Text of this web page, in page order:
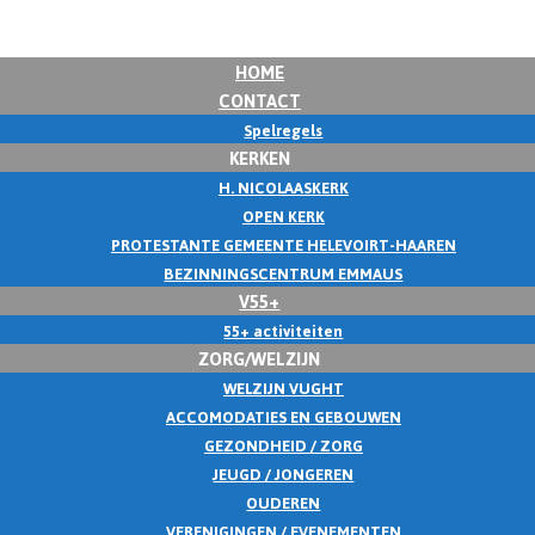
HOME
CONTACT
Spelregels
KERKEN
H. NICOLAASKERK
OPEN KERK
PROTESTANTE GEMEENTE HELEVOIRT-HAAREN
BEZINNINGSCENTRUM EMMAUS
V55+
55+ activiteiten
ZORG/WELZIJN
WELZIJN VUGHT
ACCOMODATIES EN GEBOUWEN
GEZONDHEID / ZORG
JEUGD / JONGEREN
OUDEREN